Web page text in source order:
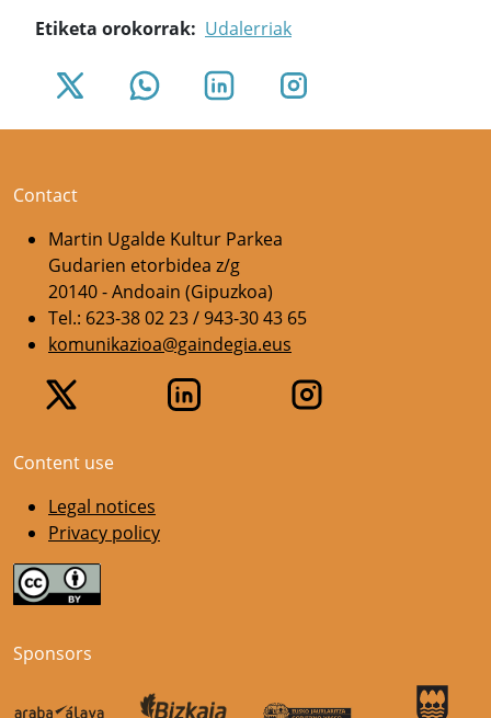
Etiketa orokorrak
Udalerriak
Contact
Martin Ugalde Kultur Parkea
Gudarien etorbidea z/g
20140 - Andoain (Gipuzkoa)
Tel.: 623-38 02 23 / 943-30 43 65
komunikazioa@gaindegia.eus
Content use
Legal notices
Privacy policy
Sponsors